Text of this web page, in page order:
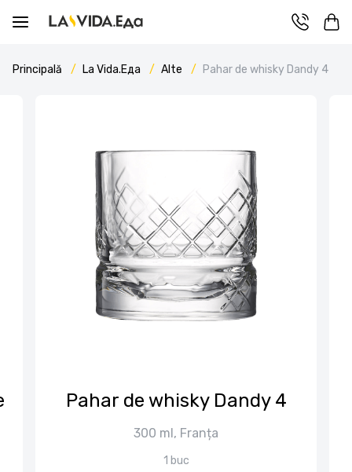
Principală La Vida.Еда Alte Pahar de whisky Dandy 4
Pahar de whisky Dandy 4
300 ml, Franța
1 buc